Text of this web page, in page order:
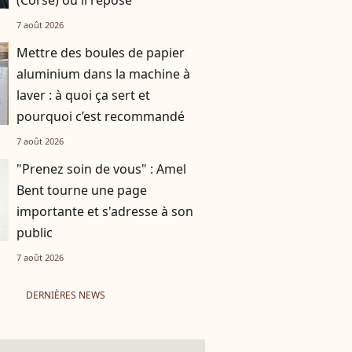
7 août 2026
Mettre des boules de papier
aluminium dans la machine à
laver : à quoi ça sert et
pourquoi c’est recommandé
7 août 2026
"Prenez soin de vous" : Amel
Bent tourne une page
importante et s'adresse à son
public
7 août 2026
DERNIÈRES NEWS